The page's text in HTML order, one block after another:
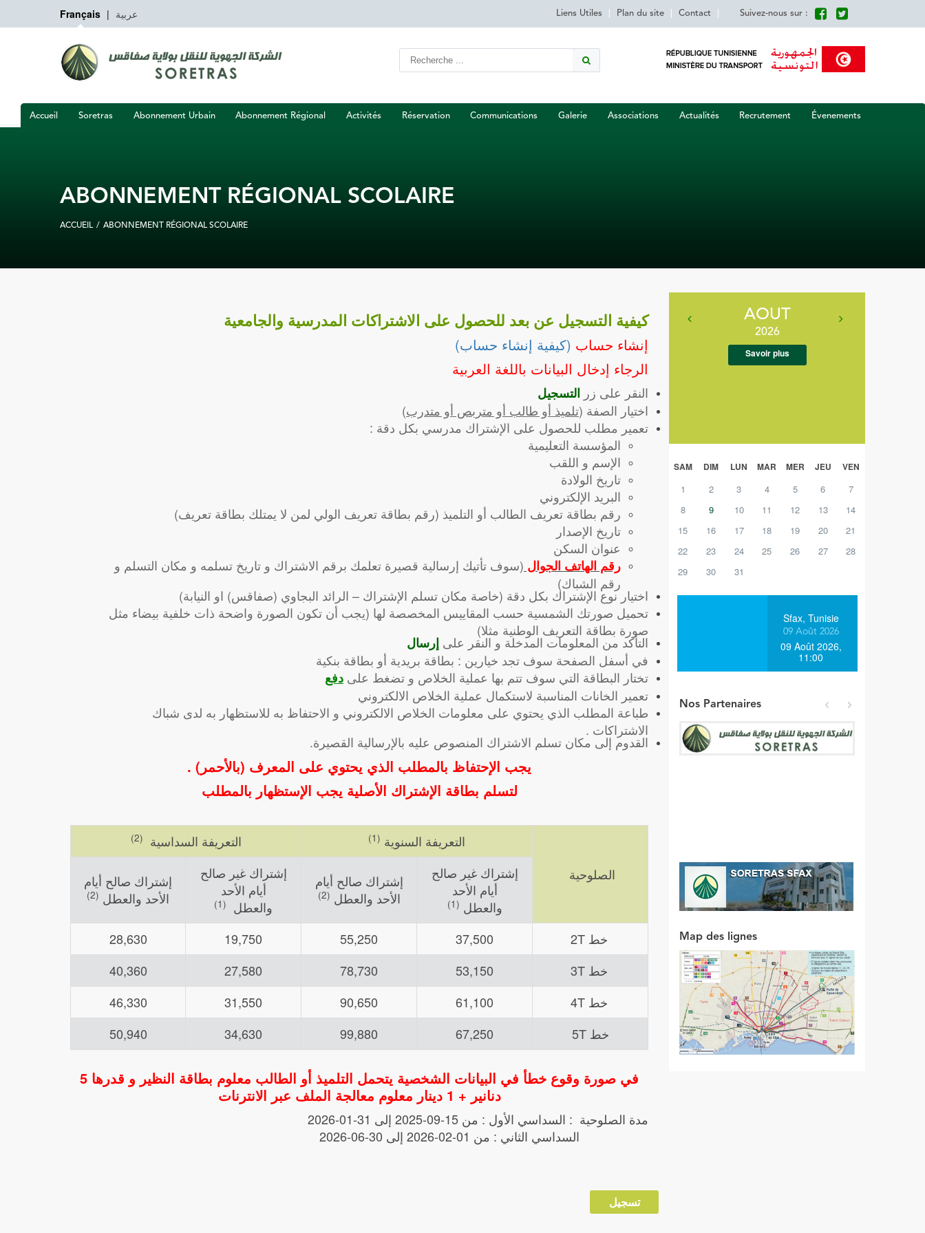
Français | عربية Suivez-nous sur :
Liens Utiles Plan du site Contact
Accueil Soretras Abonnement Urbain Abonnement Régional Activités Réservation Communications Galerie Associations Actualités Recrutement Évenements
ABONNEMENT RÉGIONAL SCOLAIRE
ACCUEIL / ABONNEMENT RÉGIONAL SCOLAIRE
كيفية التسجيل عن بعد للحصول على الاشتراكات المدرسية والجامعية
إنشاء حساب (كيفية إنشاء حساب)
الرجاء إدخال البيانات باللغة العربية
النقر على زر التسجيل
اختيار الصفة (تلميذ أو طالب أو متربص أو متدرب)
تعمير مطلب للحصول على الإشتراك مدرسي بكل دقة :
المؤسسة التعليمية
الإسم و اللقب
تاريخ الولادة
البريد الإلكتروني
رقم بطاقة تعريف الطالب أو التلميذ (رقم بطاقة تعريف الولي لمن لا يمتلك بطاقة تعريف)
تاريخ الإصدار
عنوان السكن
رقم الهاتف الجوال (سوف تأتيك إرسالية قصيرة تعلمك برقم الاشتراك و تاريخ تسلمه و مكان التسلم و
رقم الشباك)
اختيار نوع الإشتراك بكل دقة (خاصة مكان تسلم الإشتراك – الرائد البجاوي (صفاقس) او النيابة)
تحميل صورتك الشمسية حسب المقاييس المخصصة لها (يجب أن تكون الصورة واضحة ذات خلفية بيضاء مثل
صورة بطاقة التعريف الوطنية مثلا)
التأكد من المعلومات المدخلة و النقر على إرسال
في أسفل الصفحة سوف تجد خيارين : بطاقة بريدية أو بطاقة بنكية
تختار البطاقة التي سوف تتم بها عملية الخلاص و تضغط على دفع
تعمير الخانات المناسبة لاستكمال عملية الخلاص الالكتروني
طباعة المطلب الذي يحتوي على معلومات الخلاص الالكتروني و الاحتفاظ به للاستظهار به لدى شباك
الاشتراكات .
القدوم إلى مكان تسلم الاشتراك المنصوص عليه بالإرسالية القصيرة.
يجب الإحتفاظ بالمطلب الذي يحتوي على المعرف (بالأحمر) .
لتسلم بطاقة الإشتراك الأصلية يجب الإستظهار بالمطلب
الصلوحية
التعريفة السنوية (1) التعريفة السداسية (2)
إشتراك غير صالح
أيام الأحد
والعطل (1)
إشتراك صالح أيام
الأحد والعطل (2)
إشتراك غير صالح
أيام الأحد
والعطل
(1)
إشتراك صالح أيام
الأحد والعطل (2)
خط 2T 37,500
55,250
19,750
28,630
خط 3T
53,150
78,730
27,580
40,360
خط 4T
61,100
90,650
31,550
46,330
خط 5T
67,250
99,880
34,630
50,940
في صورة وقوع خطأ في البيانات الشخصية يتحمل التلميذ أو الطالب معلوم بطاقة النظير و قدرها 5
دنانير + 1 دينار معلوم معالجة الملف عبر الانترنات
مدة الصلوحية : السداسي الأول : من 15-09-2025 إلى 31-01-2026
السداسي الثاني : من 01-02-2026 إلى 30-06-2026
تسجيل
AOUT
2026
Savoir plus
SAM DIM LUN MAR MER JEU VEN
1 2 3 4 5 6
7
8
9 10 11 12 13
14
15
16 17 18 19 20
21
22
23 24 25 26 27
28
29
30 31
Sfax, Tunisie
09 Août 2026
09 Août 2026,
11:00
Nos Partenaires prevnext
Map des lignes